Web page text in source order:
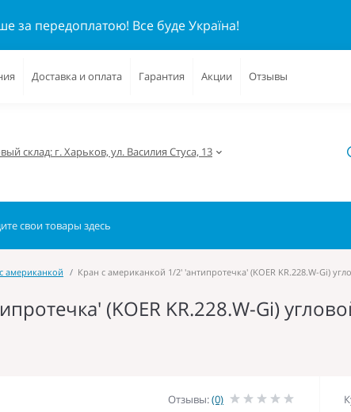
за передоплатою! Все буде Україна!
Доставка и оплата Гарантия Акции Отзывы
склад: г. Харьков, ул. Василия Стуса, 13
американкой Кран с американкой 1/2' 'антипротечка' (KOER KR.228.W-Gi)
(KOER KR.228.W-Gi)
Отзывы:(0)